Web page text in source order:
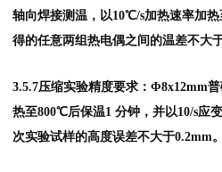
轴向焊接测温，以10℃/s加热速率加
得的任意两组热电偶之间的温差不大
3.5.7压缩实验精度要求：Φ8x12mm
热至800℃后保温1 分钟，并以10/s应
次实验试样的高度误差不大于0.2mm。